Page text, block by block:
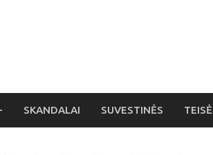
SKANDALAI SUVESTINĖS TEISĖ